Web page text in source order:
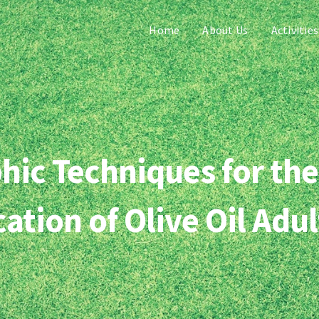
Home About Us Activities
Techniques for
of Olive Oil